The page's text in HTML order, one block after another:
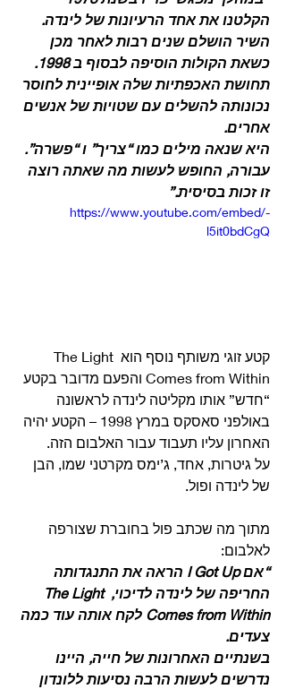
הקלטנו את אחד הרעיונות של לינדה.
השיר הושלם שנים רבות לאחר מכן
כשאת הקולות הוסיפה לבסוף ב 1998.
תחושת האכפתיות שלה אופיינית לחוסר
נכונותה להשלים עם שטויות של אנשים
אחרים.
היא שנאה מילים כמו “צריך” ו “פשרה”.
עבורה, החופש לעשות מה שאתה רוצה
זו זכות בסיסית.”
https://www.youtube.com/embed/-
l5it0bdCgQ
קטע זוגי משותף נוסף הוא The Light
Comes from Within והפעם מדובר בקטע
“חדש” אותו מקליטה לינדה לראשונה
באולפני סאסקס במרץ 1998 – הקטע יהיה
האחרון עליו תעבוד עבור האלבום הזה.
על גיטרות, אחד, ג’ימס מקרטני שמו, הבן
של לינדה ופול.
מתוך מה שכתב פול בחוברת שצורפה
לאלבום:
“אם I Got Up הראה את התנגדותה
החריפה של לינדה לדיכוי, The Light
Comes from Within לקח אותה עוד כמה
צעדים.
בשנתיים האחרונות של חייה, היינו
נדרשים לעשות הרבה נסיעות ללונדון